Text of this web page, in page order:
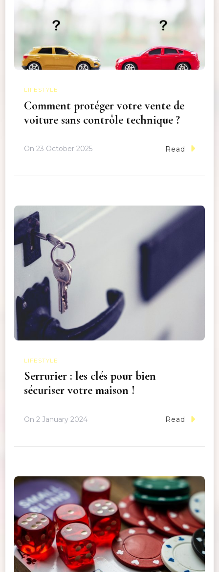
LIFESTYLE
Comment protéger votre vente de
voiture sans contrôle technique ?
On 23 October 2025 Read
LIFESTYLE
Serrurier : les clés pour bien
sécuriser votre maison !
On 2 January 2024 Read